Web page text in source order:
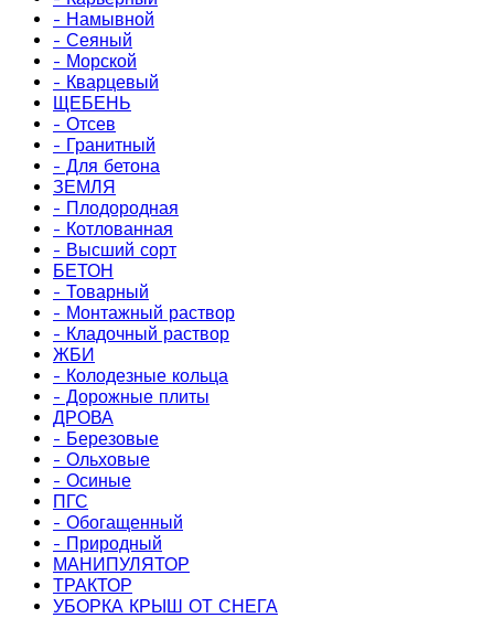
- Намывной
- Сеяный
- Морской
- Кварцевый
ЩЕБЕНЬ
- Отсев
- Гранитный
- Для бетона
ЗЕМЛЯ
- Плодородная
- Котлованная
- Высший сорт
БЕТОН
- Товарный
- Монтажный раствор
- Кладочный раствор
ЖБИ
- Колодезные кольца
- Дорожные плиты
ДРОВА
- Березовые
- Ольховые
- Осиные
ПГС
- Обогащенный
- Природный
МАНИПУЛЯТОР
ТРАКТОР
УБОРКА КРЫШ ОТ СНЕГА